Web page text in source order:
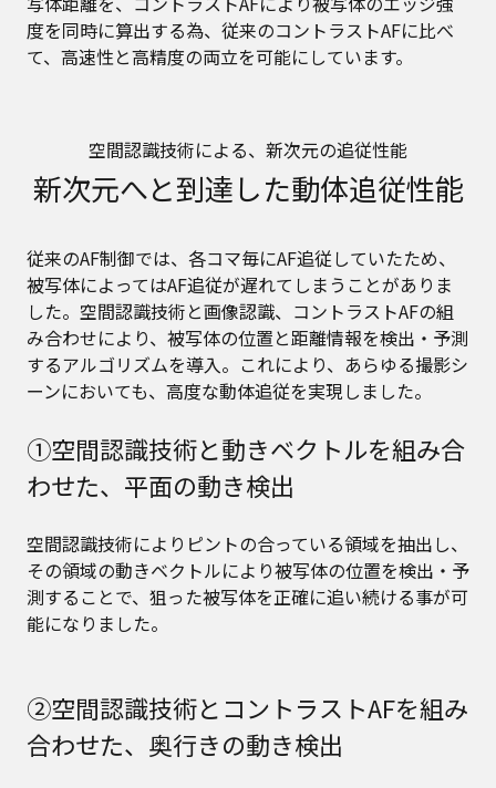
度を同時に算出する為、従来のコントラストAFに比べ
て、高速性と高精度の両立を可能にしています。
空間認識技術による、新次元の追従性能
新次元へと到達した動体追従性能
従来のAF制御では、各コマ毎にAF追従していたため、
被写体によってはAF追従が遅れてしまうことがありま
した。空間認識技術と画像認識、コントラストAFの組
み合わせにより、被写体の位置と距離情報を検出・予測
するアルゴリズムを導入。これにより、あらゆる撮影シ
ーンにおいても、高度な動体追従を実現しました。
①空間認識技術と動きベクトルを組み合
わせた、平面の動き検出
空間認識技術によりピントの合っている領域を抽出し、
その領域の動きベクトルにより被写体の位置を検出・予
測することで、狙った被写体を正確に追い続ける事が可
能になりました。
②空間認識技術とコントラストAFを組み
合わせた、奥行きの動き検出